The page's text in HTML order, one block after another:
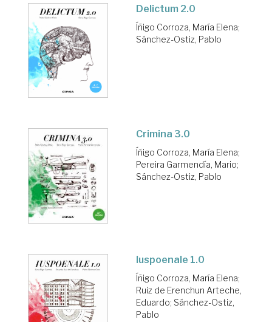
Delictum 2.0
Íñigo Corroza, María Elena;
Sánchez-Ostiz, Pablo
Crimina 3.0
Íñigo Corroza, María Elena;
Pereira Garmendía, Mario;
Sánchez-Ostiz, Pablo
Iuspoenale 1.0
Íñigo Corroza, María Elena;
Ruiz de Erenchun Arteche,
Eduardo; Sánchez-Ostiz,
Pablo